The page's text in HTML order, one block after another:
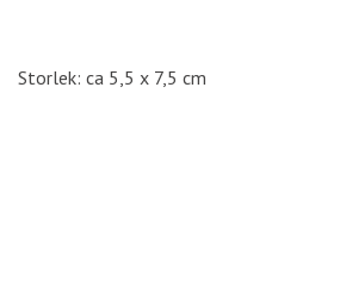
Storlek: ca 5,5 x 7,5 cm